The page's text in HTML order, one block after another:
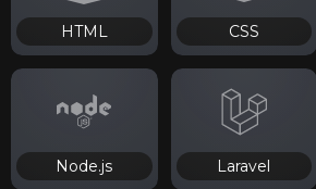
HTML CSS
Node.js Laravel